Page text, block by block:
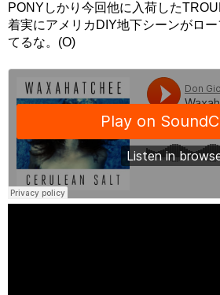
PONYしかり今回他に入荷した
着実にアメリカDIY地下シーンがロ
てるな。(O)